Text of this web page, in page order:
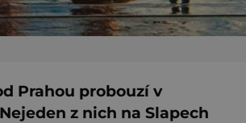
Prahou probouzí v
z nich na Slapech